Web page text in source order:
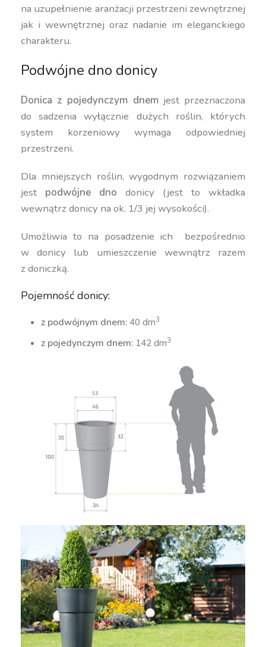
na uzupełnienie aranżacji przestrzeni zewnętrznej
jak i wewnętrznej oraz nadanie im eleganckiego
charakteru.
Podwójne dno donicy
Donica z pojedynczym dnemjest przeznaczona
do sadzenia wyłącznie dużych roślin, których
system korzeniowy wymaga odpowiedniej
przestrzeni.
Dla mniejszych roślin, wygodnym rozwiązaniem
jest podwójne dno donicy (jest to wkładka
wewnątrz donicy na ok. 1/3 jej wysokości).
Umożliwia to na posadzenie ich bezpośrednio
w donicy lub umieszczenie wewnątrz razem
z doniczką.
Pojemność donicy:
z podwójnym dnem:40 dm3
z pojedynczym dnem: 142 dm3